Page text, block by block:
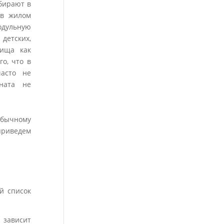
в
в жилом
как
что в
не
не
список